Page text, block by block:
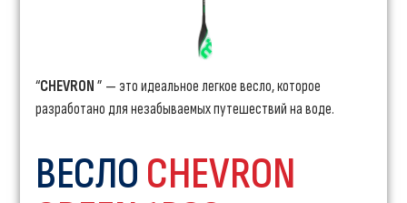
“CHEVRON ” — это идеальное легкое весло, которое
разработано для незабываемых путешествий на воде.
ВЕСЛО CHEVRON